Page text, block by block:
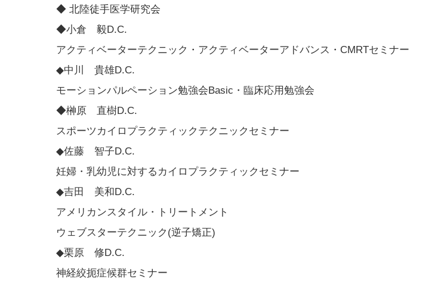
◆ 北陸徒手医学研究会
◆小倉 毅D.C.
アクティベーターテクニック・アクティベーターアドバンス・CMRTセミナー
◆中川 貴雄D.C.
モーションパルペーション勉強会Basic・臨床応用勉強会
◆榊原 直樹D.C.
スポーツカイロプラクティックテクニックセミナー
◆佐藤 智子D.C.
妊婦・乳幼児に対するカイロプラクティックセミナー
◆吉田 美和D.C.
アメリカンスタイル・トリートメント
ウェブスターテクニック(逆子矯正)
◆栗原 修D.C.
神経絞扼症候群セミナー